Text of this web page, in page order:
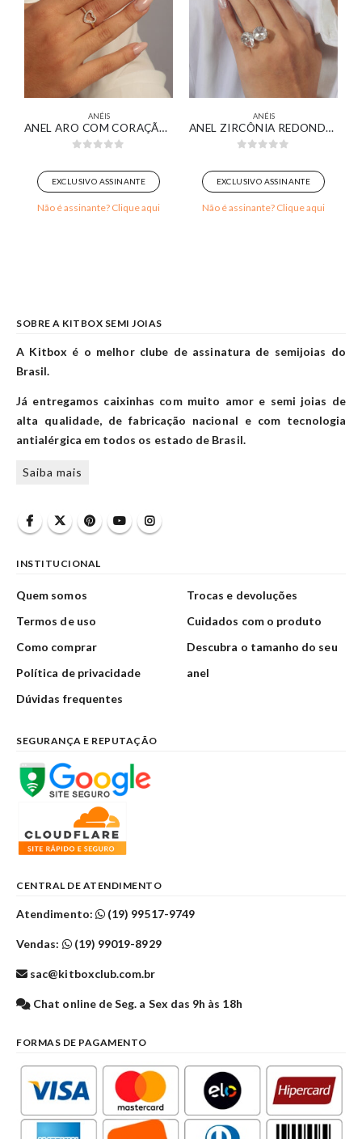
ANÉIS
ANEL ARO COM CORAÇÃO CRAVEJADO VAZADO BANHADO EM OURO 18K
EXCLUSIVO ASSINANTE
Não é assinante? Clique aqui
ANÉIS
ANEL ZIRCÔNIA REDONDA E GOTA CRISTAL BANHADO EM OURO BRANCO
EXCLUSIVO ASSINANTE
Não é assinante? Clique aqui
SOBRE A KITBOX SEMI JOIAS
A Kitbox é o melhor clube de assinatura de semijoias do
Brasil.
Já entregamos caixinhas com muito amor e semi joias de
alta qualidade, de fabricação nacional e com tecnologia
antialérgica em todos os estado de Brasil.
Saiba mais
INSTITUCIONAL
Quem somos
Termos de uso
Como comprar
Política de privacidade
Dúvidas frequentes
Trocas e devoluções
Cuidados com o produto
Descubra o tamanho do seu
anel
SEGURANÇA E REPUTAÇÃO
CENTRAL DE ATENDIMENTO
Atendimento: (19) 99517-9749
Vendas: (19) 99019-8929
sac@kitboxclub.com.br
Chat online de Seg. a Sex das 9h às 18h
FORMAS DE PAGAMENTO